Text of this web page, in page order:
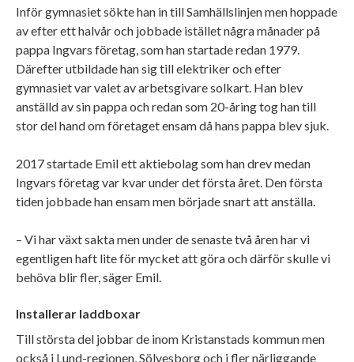
Inför gymnasiet sökte han in till Samhällslinjen men hoppade
av efter ett halvår och jobbade istället några månader på
pappa Ingvars företag, som han startade redan 1979.
Därefter utbildade han sig till elektriker och efter
gymnasiet var valet av arbetsgivare solkart. Han blev
anställd av sin pappa och redan som 20-åring tog han till
stor del hand om företaget ensam då hans pappa blev sjuk.
2017 startade Emil ett aktiebolag som han drev medan
Ingvars företag var kvar under det första året. Den första
tiden jobbade han ensam men började snart att anställa.
– Vi har växt sakta men under de senaste två åren har vi
egentligen haft lite för mycket att göra och därför skulle vi
behöva blir fler, säger Emil.
Installerar laddboxar
Till största del jobbar de inom Kristanstads kommun men
också i Lund-regionen, Sölvesborg och i fler närliggande